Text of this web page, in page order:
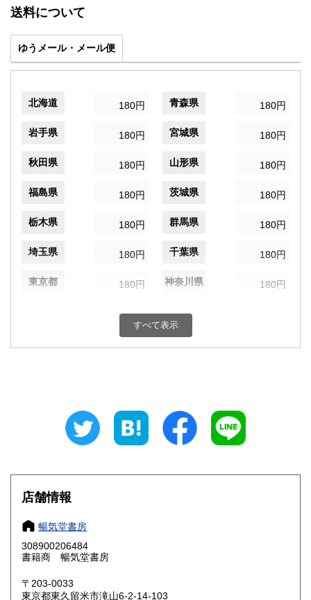
送料について
ゆうメール・メール便
北海道 180円 青森県 180円
岩手県 180円 宮城県 180円
秋田県 180円 山形県 180円
福島県 180円 茨城県 180円
栃木県 180円 群馬県 180円
埼玉県 180円 千葉県 180円
東京都 180円 神奈川県 180円
180円 富山県
180円 三重県
大阪府
奈良県
鳥取県
岡山県
すべて表示
店舗情報
暢気堂書房
308900206484
書籍商 暢気堂書房
〒203-0033
東京都東久留米市滝山6-2-14-103